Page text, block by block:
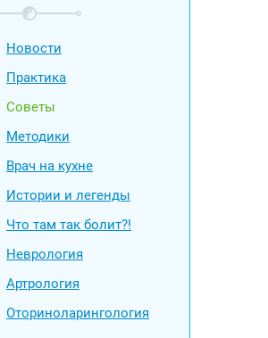
Новости
Практика
Советы
Методики
Врач на кухне
Истории и легенды
Что там так болит?!
Неврология
Артрология
Оториноларингология